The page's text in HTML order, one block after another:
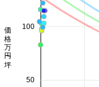
50
100
価格 万円/坪